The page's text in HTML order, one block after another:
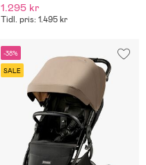
1.295 kr
Tidl. pris: 1.495 kr
-38%
SALE